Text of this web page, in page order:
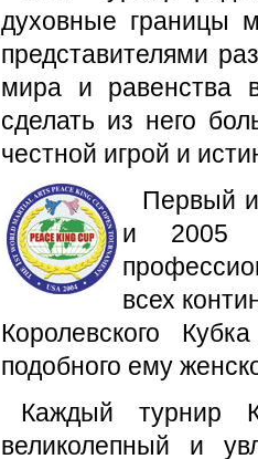
духовные границы
представителями
мира и равенства
сделать из него
честной игрой и
Первый
и 2005
всех
Королевского
подобного ему
Каждый турнир
великолепный и